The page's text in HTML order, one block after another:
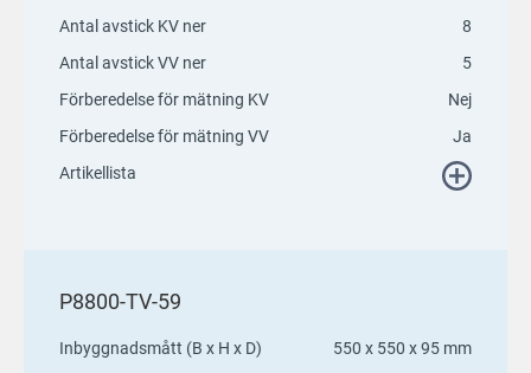
Antal avstick KV ner
8
Antal avstick VV ner
5
Förberedelse för mätning KV
Nej
Förberedelse för mätning VV
Ja
Artikellista
P8800-TV-59
Inbyggnadsmått (B x H x D)
550 x 550 x 95 mm